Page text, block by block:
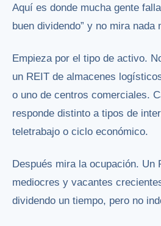
Aquí es donde mucha gente
buen dividendo” y no mira nada
Empieza por el tipo de activo.
un REIT de almacenes
o uno de centros comerciales.
responde distinto a tipos de
teletrabajo o ciclo económico.
Después mira la ocupación. Un
mediocres y vacantes
dividendo un tiempo, pero no